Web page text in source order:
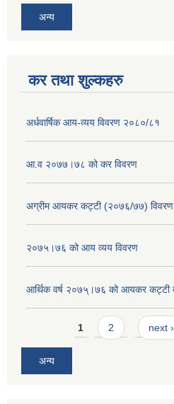
अन्य
कर तथा शुल्कहरु
अर्धवार्षिक आय-व्यय विवरण २०८०/८१
आ.व २०७७।७८ को कर विवरण
अग्रीम आयकर कट्टी (२०७६/७७) विवरण
२०७५।७६ को आय व्यय विवरण
आर्थिक वर्ष २०७५्।७६ को आयकर कट्टी
Pages1 2 next ›
अन्य